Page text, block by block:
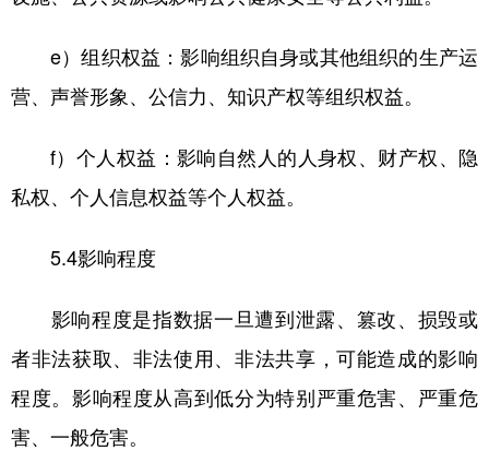
e）组织权益：影响组织自身或其他组织的生产运
营、声誉形象、公信力、知识产权等组织权益。
f）个人权益：影响自然人的人身权、财产权、隐
私权、个人信息权益等个人权益。
5.4影响程度
影响程度是指数据一旦遭到泄露、篡改、损毁或
者非法获取、非法使用、非法共享，可能造成的影响
程度。影响程度从高到低分为特别严重危害、严重危
害、一般危害。